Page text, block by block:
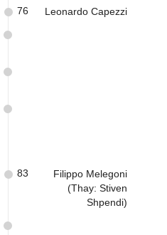
Leonardo Capezzi
76
Filippo Melegoni
(Thay: Stiven
Shpendi)
83